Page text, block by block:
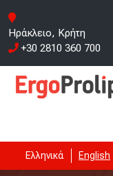
Ηράκλειο, Κρήτη
+30 2810 360 700
Ελληνικά English